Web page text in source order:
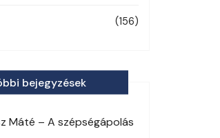
(156)
bejegyzések
Máté – A szépségápolás